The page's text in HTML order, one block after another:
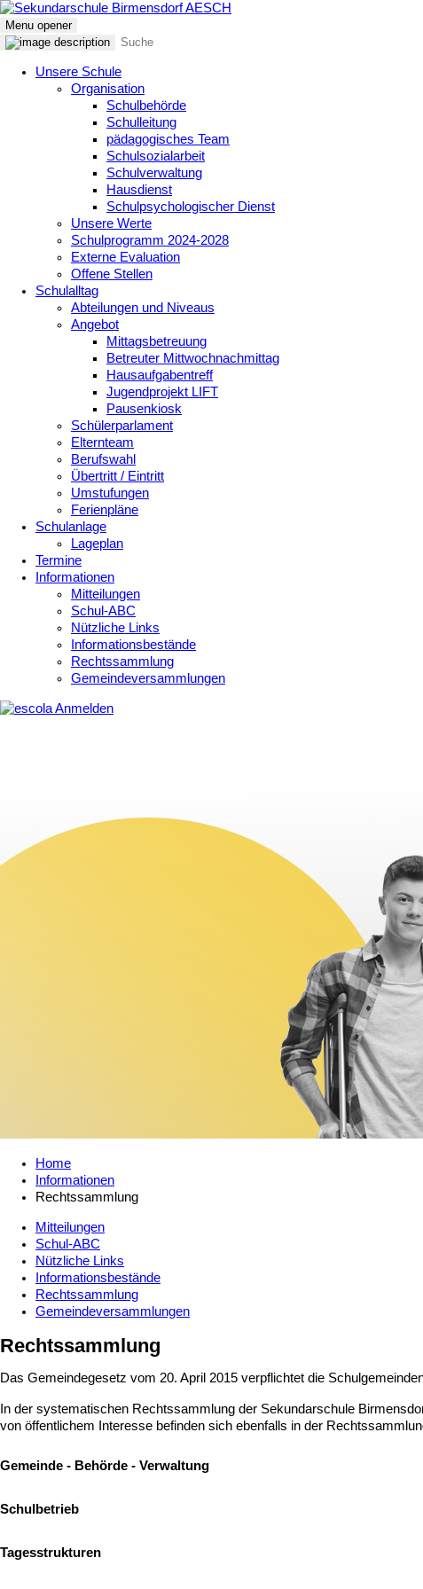
Menu opener
Unsere Schule
Organisation
Schulbehörde
Schulleitung
pädagogisches Team
Schulsozialarbeit
Schulverwaltung
Hausdienst
Schulpsychologischer Dienst
Unsere Werte
Schulprogramm 2024-2028
Externe Evaluation
Offene Stellen
Schulalltag
Abteilungen und Niveaus
Angebot
Mittagsbetreuung
Betreuter Mittwochnachmittag
Hausaufgabentreff
Jugendprojekt LIFT
Pausenkiosk
Schülerparlament
Elternteam
Berufswahl
Übertritt / Eintritt
Umstufungen
Ferienpläne
Schulanlage
Lageplan
Termine
Informationen
Mitteilungen
Schul-ABC
Nützliche Links
Informationsbestände
Rechtssammlung
Gemeindeversammlungen
Anmelden
Home
Informationen
Rechtssammlung
Mitteilungen
Schul-ABC
Nützliche Links
Informationsbestände
Rechtssammlung
Gemeindeversammlungen
Rechtssammlung
Das Gemeindegesetz vom 20. April 2015 verpflichtet die
In der systematischen Rechtssammlung der Sekundarschule
von öffentlichem Interesse befinden sich ebenfalls in der
Gemeinde - Behörde - Verwaltung
Schulbetrieb
Tagesstrukturen